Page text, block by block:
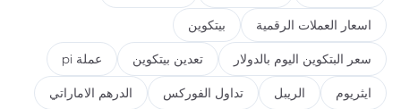
اسعار العملات الرقمية بيتكوين
سعر البتكوين اليوم بالدولار تعدين بيتكوين عملة pi
ايثريوم الريبل تداول الفوركس الدرهم الاماراتي